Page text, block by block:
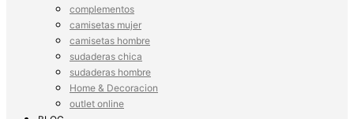
complementos
camisetas mujer
camisetas hombre
sudaderas chica
sudaderas hombre
Home & Decoracion
outlet online